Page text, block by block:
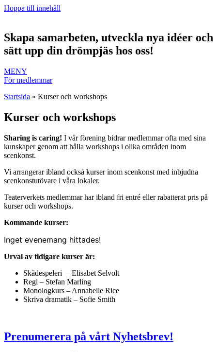
Hoppa till innehåll
Skapa samarbeten, utveckla nya idéer och
sätt upp din drömpjäs hos oss!
MENY
För medlemmar
Startsida » Kurser och workshops
Kurser och workshops
Sharing is caring! I vår förening bidrar medlemmar ofta med sina
kunskaper genom att hålla workshops i olika områden inom
scenkonst.
Vi arrangerar ibland också kurser inom scenkonst med inbjudna
scenkonstutövare i våra lokaler.
Teaterverkets medlemmar har ibland fri entré eller rabatterat pris på
kurser och workshops.
Kommande kurser:
Inget evenemang hittades!
Urval av tidigare kurser är:
Skådespeleri – Elisabet Selvolt
Regi – Stefan Marling
Monologkurs – Annabelle Rice
Skriva dramatik – Sofie Smith
Prenumerera på vårt Nyhetsbrev!